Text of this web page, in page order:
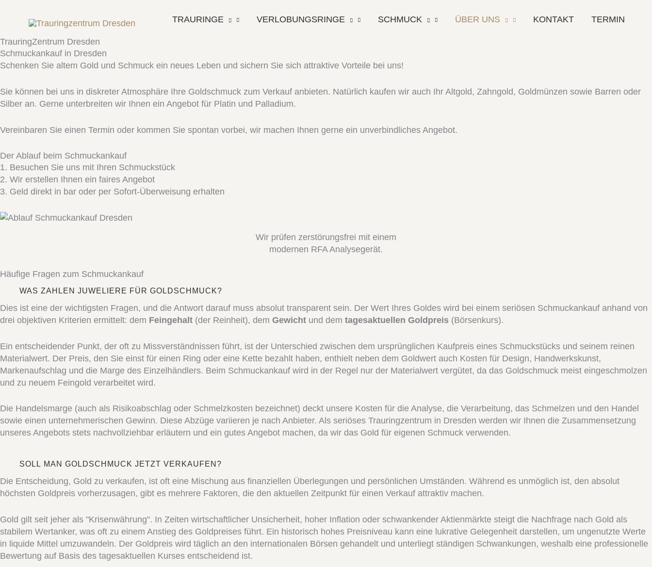
springen
TRAURINGE VERLOBUNGSRINGE SCHMUCK ÜBER UNS KONTAKT TERMIN
TrauringZentrum Dresden
Schmuckankauf in Dresden
Schenken Sie altem Gold und Schmuck ein neues Leben und sichern Sie sich attraktive Vorteile bei uns!
Sie können bei uns in diskreter Atmosphäre Ihre Goldschmuck zum Verkauf anbieten. Natürlich kaufen wir auch Ihr Altgold, Zahngold, Goldmünzen sowie Barren oder
Silber an. Gerne unterbreiten wir Ihnen ein Angebot für Platin und Palladium.
Vereinbaren Sie einen Termin oder kommen Sie spontan vorbei, wir machen Ihnen gerne ein unverbindliches Angebot.
Der Ablauf beim Schmuckankauf
1. Besuchen Sie uns mit Ihren Schmuckstück
2. Wir erstellen Ihnen ein faires Angebot
3. Geld direkt in bar oder per Sofort-Überweisung erhalten
Wir prüfen zerstörungsfrei mit einem
modernen RFA Analysegerät.
Häufige Fragen zum Schmuckankauf
WAS ZAHLEN JUWELIERE FÜR GOLDSCHMUCK?
Dies ist eine der wichtigsten Fragen, und die Antwort darauf muss absolut transparent sein. Der Wert Ihres Goldes wird bei einem seriösen Schmuckankauf anhand von
drei objektiven Kriterien ermittelt: dem Feingehalt (der Reinheit), dem Gewicht und dem tagesaktuellen Goldpreis (Börsenkurs).
Ein entscheidender Punkt, der oft zu Missverständnissen führt, ist der Unterschied zwischen dem ursprünglichen Kaufpreis eines Schmuckstücks und seinem reinen
Materialwert. Der Preis, den Sie einst für einen Ring oder eine Kette bezahlt haben, enthielt neben dem Goldwert auch Kosten für Design, Handwerkskunst,
Markenaufschlag und die Marge des Einzelhändlers. Beim Schmuckankauf wird in der Regel nur der Materialwert vergütet, da das Goldschmuck meist eingeschmolzen
und zu neuem Feingold verarbeitet wird.
Die Handelsmarge (auch als Risikoabschlag oder Schmelzkosten bezeichnet) deckt unsere Kosten für die Analyse, die Verarbeitung, das Schmelzen und den Handel
sowie einen unternehmerischen Gewinn. Diese Abzüge variieren je nach Anbieter. Als seriöses Trauringzentrum in Dresden werden wir Ihnen die Zusammensetzung
unseres Angebots stets nachvollziehbar erläutern und ein gutes Angebot machen, da wir das Gold für eigenen Schmuck verwenden.
SOLL MAN GOLDSCHMUCK JETZT VERKAUFEN?
Die Entscheidung, Gold zu verkaufen, ist oft eine Mischung aus finanziellen Überlegungen und persönlichen Umständen. Während es unmöglich ist, den absolut
höchsten Goldpreis vorherzusagen, gibt es mehrere Faktoren, die den aktuellen Zeitpunkt für einen Verkauf attraktiv machen.
Gold gilt seit jeher als "Krisenwährung". In Zeiten wirtschaftlicher Unsicherheit, hoher Inflation oder schwankender Aktienmärkte steigt die Nachfrage nach Gold als
stabilem Wertanker, was oft zu einem Anstieg des Goldpreises führt. Ein historisch hohes Preisniveau kann eine lukrative Gelegenheit darstellen, um ungenutzte Werte
in liquide Mittel umzuwandeln. Der Goldpreis wird täglich an den internationalen Börsen gehandelt und unterliegt ständigen Schwankungen, weshalb eine professionelle
Bewertung auf Basis des tagesaktuellen Kurses entscheidend ist.